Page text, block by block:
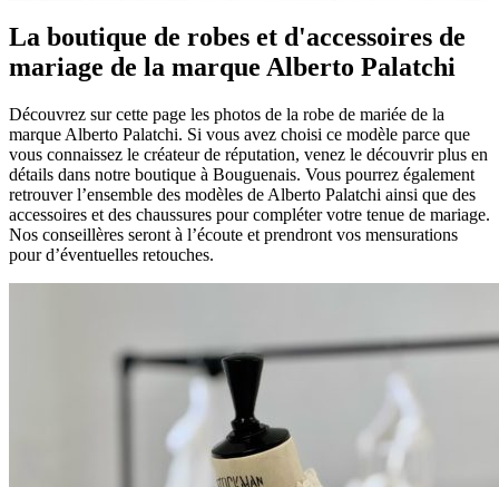
La boutique de robes et d'accessoires de
mariage de la marque Alberto Palatchi
Découvrez sur cette page les photos de la robe de mariée de la
marque Alberto Palatchi. Si vous avez choisi ce modèle parce que
vous connaissez le créateur de réputation, venez le découvrir plus en
détails dans notre boutique à Bouguenais. Vous pourrez également
retrouver l’ensemble des modèles de Alberto Palatchi ainsi que des
accessoires et des chaussures pour compléter votre tenue de mariage.
Nos conseillères seront à l’écoute et prendront vos mensurations
pour d’éventuelles retouches.